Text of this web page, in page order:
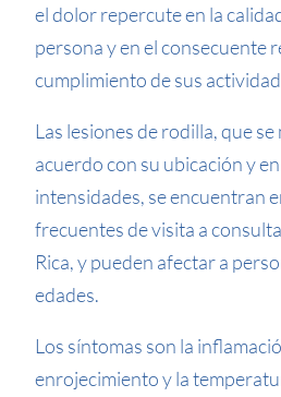
el dolor repercute en la
persona y en el consecuente
cumplimiento de sus
Las lesiones de rodilla, que
acuerdo con su ubicación y
intensidades, se encuentran
frecuentes de visita a
Rica, y pueden afectar a
edades.
Los síntomas son la
enrojecimiento y la